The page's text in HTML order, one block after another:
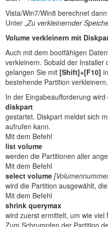
Vista/Win7/Win8 berechnet
Unter „Zu verkleinernder
Volume verkleinern mit
Auch mit dem bootfähigen
verkleinern. Sobald der Installer
gelangen Sie mit [Shift]+[F10]
bestehende Partition verkleinern.
In der Eingabeaufforderung wird
diskpart
gestartet. Diskpart meldet sich
aufrufen kann.
Mit dem Befehl
list volume
werden die Partitionen aller
Mit dem Befehl
select volume
wird die Partition ausgewählt,
Mit dem Befehl
shrink querymax
wird zuerst ermittelt, um wie